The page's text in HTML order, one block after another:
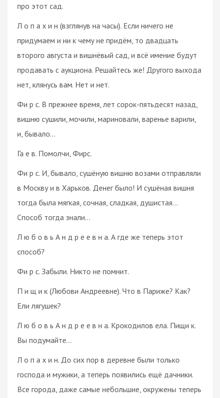
про этот сад.
Л о п а х и н (взглянув на часы). Если ничего не
придумаем и ни к чему не придём, то двадцать
второго августа и вишнёвый сад, и всё имение будут
продавать с аукциона. Решайтесь же! Другого выхода
нет, клянусь вам. Нет и нет.
Фи р с. В прежнее время, лет сорок-пятьдесят назад,
вишню сушили, мочили, мариновали, варенье варили,
и, бывало…
Га е в. Помолчи, Фирс.
Фи р с. И, бывало, сушёную вишню возами отправляли
в Москву и в Харьков. Денег было! И сушёная вишня
тогда была мягкая, сочная, сладкая, душистая…
Способ тогда знали…
Л ю б о в ь А н д р е е в н а. А где же теперь этот
способ?
Фи р с. Забыли. Никто не помнит.
П и щ и к (Любови Андреевне). Что в Париже? Как?
Ели лягушек?
Л ю б о в ь А н д р е е в н а. Крокодилов ела. Пищи к.
Вы подумайте…
Л о п а х и н. До сих пор в деревне были только
господа и мужики, а теперь появились ещё дачники.
Все города, даже самые небольшие, окружены теперь